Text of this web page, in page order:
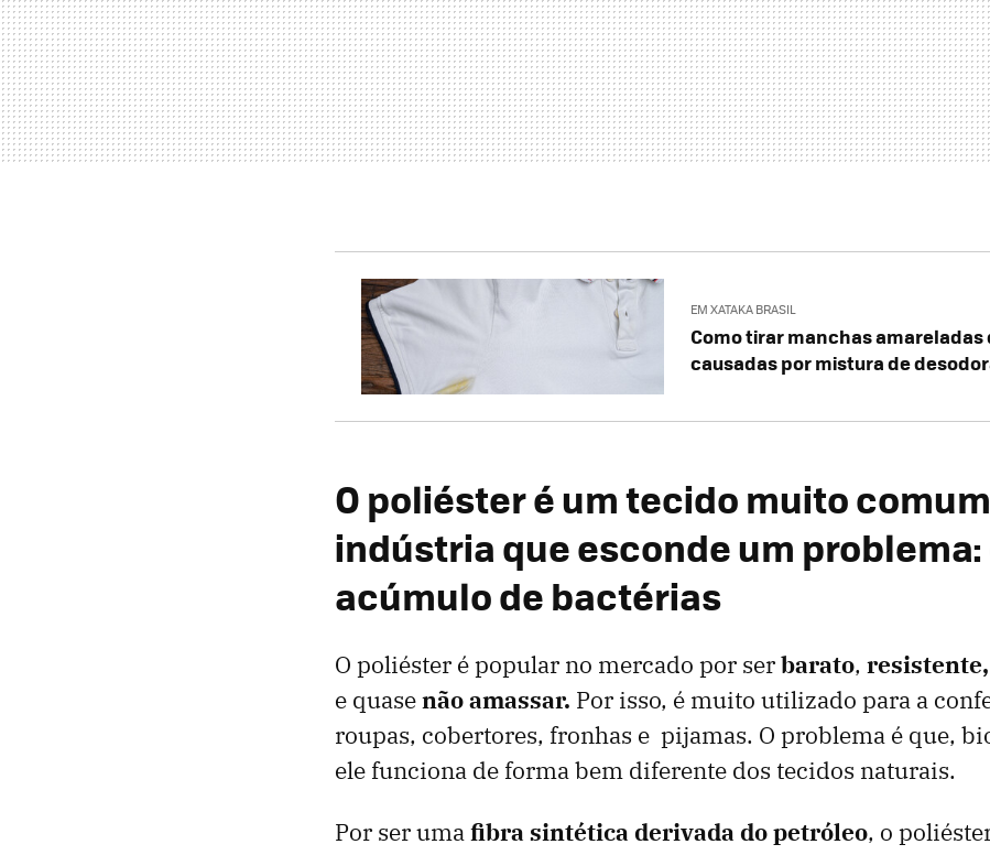
EM XATAKA BRASIL
Como tirar manchas amareladas
causadas por mistura de
O poliéster é um tecido muito
indústria que esconde um problema:
acúmulo de bactérias
O poliéster é popular no mercado por serbarato,
e quasenão amassar. Por isso, é muito utilizado para a
roupas, cobertores, fronhas e pijamas. O problema é que,
ele funciona de forma bem diferente dos tecidos naturais.
Por ser umafibra sintética derivada do petróleo, o